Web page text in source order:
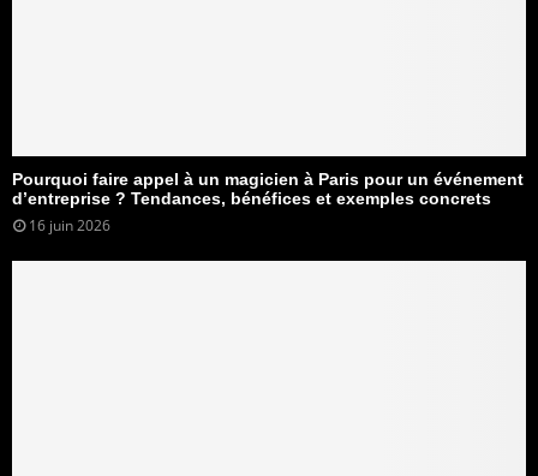
Pourquoi faire appel à un magicien à Paris pour un événement
d’entreprise ? Tendances, bénéfices et exemples concrets
16 juin 2026